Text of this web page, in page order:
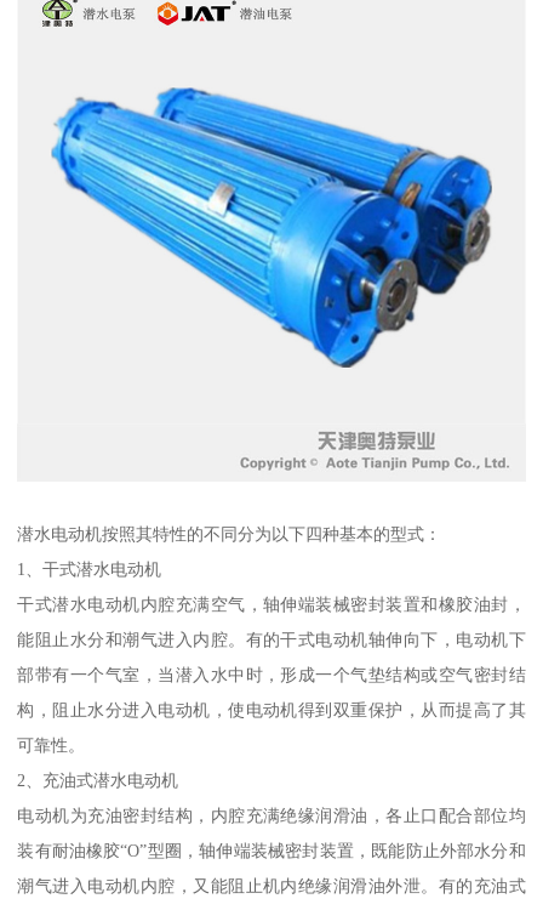
潜水电动机按照其特性的不同分为以下四种基本的型式：
1、干式潜水电动机
干式潜水电动机内腔充满空气，轴伸端装械密封装置和橡胶油封，
能阻止水分和潮气进入内腔。有的干式电动机轴伸向下，电动机下
部带有一个气室，当潜入水中时，形成一个气垫结构或空气密封结
构，阻止水分进入电动机，使电动机得到双重保护，从而提高了其
可靠性。
2、充油式潜水电动机
电动机为充油密封结构，内腔充满绝缘润滑油，各止口配合部位均
装有耐油橡胶“O”型圈，轴伸端装械密封装置，既能防止外部水分和
潮气进入电动机内腔，又能阻止机内绝缘润滑油外泄。有的充油式